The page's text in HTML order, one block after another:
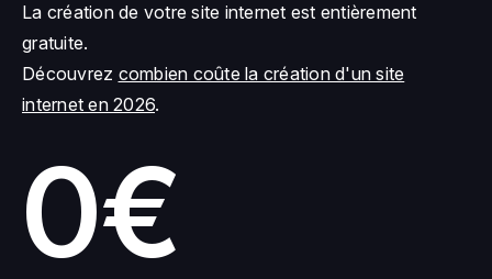
La création de votre site internet est entièrement
gratuite.
Découvrez combien coûte la création d'un site
internet en 2026.
0€